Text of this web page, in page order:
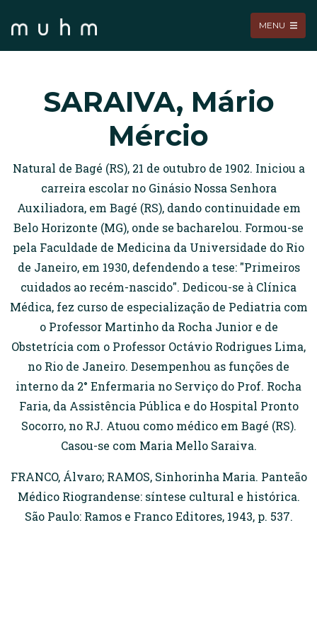
MENU
SARAIVA, Mário
Mércio
Natural de Bagé (RS), 21 de outubro de 1902. Iniciou a
carreira escolar no Ginásio Nossa Senhora
Auxiliadora, em Bagé (RS), dando continuidade em
Belo Horizonte (MG), onde se bacharelou. Formou-se
pela Faculdade de Medicina da Universidade do Rio
de Janeiro, em 1930, defendendo a tese: "Primeiros
cuidados ao recém-nascido". Dedicou-se à Clínica
Médica, fez curso de especialização de Pediatria com
o Professor Martinho da Rocha Junior e de
Obstetrícia com o Professor Octávio Rodrigues Lima,
no Rio de Janeiro. Desempenhou as funções de
interno da 2° Enfermaria no Serviço do Prof. Rocha
Faria, da Assistência Pública e do Hospital Pronto
Socorro, no RJ. Atuou como médico em Bagé (RS).
Casou-se com Maria Mello Saraiva.
FRANCO, Álvaro; RAMOS, Sinhorinha Maria. Panteão
Médico Riograndense: síntese cultural e histórica.
São Paulo: Ramos e Franco Editores, 1943, p. 537.